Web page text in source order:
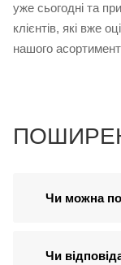
уже сьогодні та
клієнтів, які вже
нашого
Чи можна
Чи